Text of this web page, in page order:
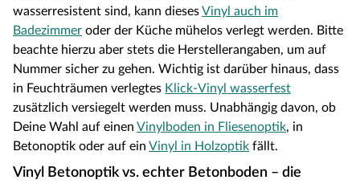
wasserresistent sind, kann diesesVinyl auch im
Badezimmer oder der Küche mühelos verlegt werden. Bitte
beachte hierzu aber stets die Herstellerangaben, um auf
Nummer sicher zu gehen. Wichtig ist darüber hinaus, dass
in Feuchträumen verlegtes Klick-Vinyl wasserfest
zusätzlich versiegelt werden muss. Unabhängig davon, ob
Deine Wahl auf einen Vinylboden in Fliesenoptik, in
Betonoptik oder auf ein Vinyl in Holzoptik fällt.
Vinyl Betonoptik vs. echter Betonboden – die